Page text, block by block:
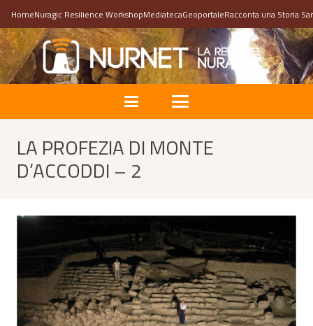
HomeNuragic Resilience WorkshopMediatecaGeoportaleRacconta una Storia
LA PROFEZIA DI MONTE
D’ACCODDI – 2